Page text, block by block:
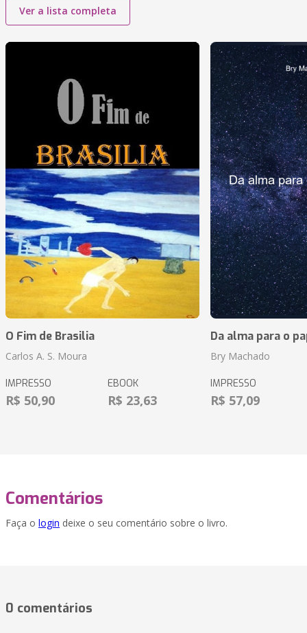
Ver a lista completa
O Fim de Brasilia
Carlos A. S. Moura
IMPRESSO
R$ 50,90
EBOOK
R$ 23,63
Da alma para o
Bry Machado
IMPRESSO
R$ 57,09
Comentários
Faça o login deixe o seu comentário sobre o livro.
0 comentários